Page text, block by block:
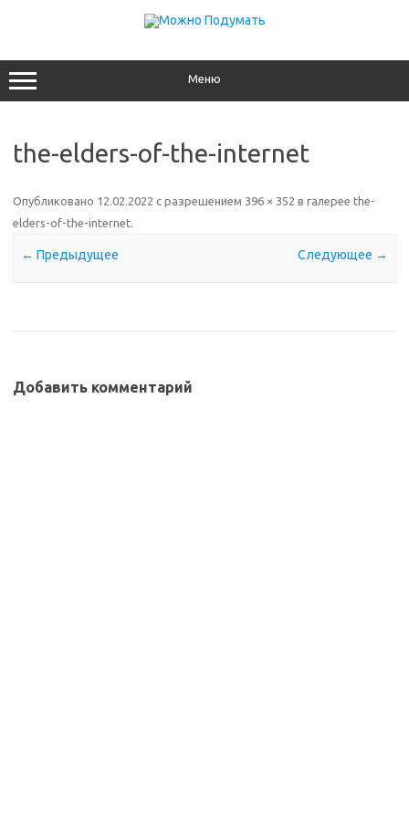
Меню
the-elders-of-the-internet
Опубликовано 12.02.2022 с разрешением 396 × 352 в галерее the-
elders-of-the-internet.
← Предыдущее Следующее →
Добавить комментарий